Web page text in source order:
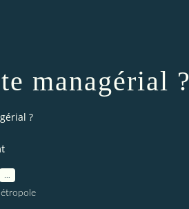
managérial ?
?